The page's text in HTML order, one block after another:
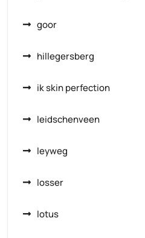
goor
hillegersberg
ik skin perfection
leidschenveen
leyweg
losser
lotus